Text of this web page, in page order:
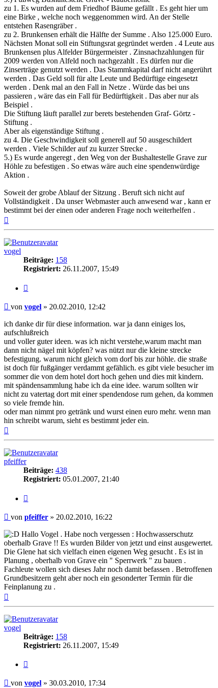
zu 1. Es wurden auf dem Friedhof Bäume gefällt . Es geht hier um
eine Birke , welche noch weggenommen wird. An der Stelle
entstehen Rasengräber .
zu 2. Brunkensen erhält die Hälfte der Summe . Also 125.000 Euro.
Nächsten Monat soll ein Stiftungsrat gegründet werden . 4 Leute aus
Brunkensen plus Alfelder Bürgermeister . Zinsnachzahlungen für
2009 werden von Alfeld noch nachgezahlt . Es dürfen nur die
Zinserträge genutzt werden . Das Stammkapital darf nicht angerührt
werden . Das Geld soll für alte Leute und Bedürftige eingesetzt
werden . Denk mal an den Fall in Netze . Würde das bei uns
passieren , wäre das ein Fall für Bedürftigkeit . Das aber nur als
Beispiel .
Die Stiftung läuft parallel zur berets bestehenden Graf- Görtz -
Stiftung .
Aber als eigenständige Stiftung .
zu 4. Die Geschwindigkeit soll generell auf 50 ausgeschildert
werden . Viele Schilder auf zu kurzer Strecke .
5.) Es wurde angeregt , den Weg von der Bushaltestelle Grave zur
Höhle zu befestigen . So etwas wäre auch eine spendenwürdige
Aktion .
Soweit der grobe Ablauf der Sitzung . Beruft sich nicht auf
Vollständigkeit . Da unser Webmaster auch anwesend war , kann er
bestimmt bei der einen oder anderen Frage noch weiterhelfen .
vogel
Beiträge: 158
Registriert: 26.11.2007, 15:49
Beitrag
von vogel » 20.02.2010, 12:42
ich danke dir für diese information. war ja dann einiges los,
aufschlußreich
und voller guter ideen. was ich nicht verstehe,warum macht man
dann nicht nägel mit köpfen? was nützt nur die kleine strecke
befestigung. warum nicht gleich vom dorf bis zur höhle. die straße
ist doch für fußgänger verdammt gefählich. es gibt viele besucher im
sommer die von dem hotel dort hoch gehen und dies mit kindern.
mit spändensammlung habe ich da eine idee. warum sollten wir
nicht zu vatertag dort mit einer spendendose rum gehen, da kommen
so viele fremde hin.
oder man nimmt pro getränk und wurst einen euro mehr. wenn man
hin schreibt warum, sieht es bestimmt jeder ein.
pfeiffer
Beiträge: 438
Registriert: 05.01.2007, 21:40
Beitrag
von pfeiffer » 20.02.2010, 16:22
Hallo Vogel . Habe noch vergessen : Hochwasserschutz
oberhalb Grave !! Es wurden Bilder von jetzt und einst ausgewertet.
Die Glene hat sich vielfach einen eigenen Weg gesucht . Es ist in
Planung , oberhalb von Grave ein " Sperrwerk " zu bauen .
Fachleute wollen sich dieses Jahr noch damit befassen . Betroffenen
Grundbesitzern geht aber noch ein gesonderter Termin für die
Feinplanung zu .
vogel
Beiträge: 158
Registriert: 26.11.2007, 15:49
Beitrag
von vogel » 30.03.2010, 17:34